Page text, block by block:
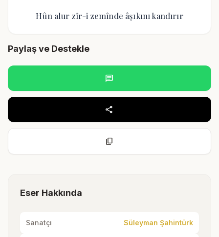
Hûn alur zîr-i zemînde âşıkını kandırır
Paylaş ve Destekle
chat
share
content_copy
Eser Hakkında
Sanatçı Süleyman Şahintürk